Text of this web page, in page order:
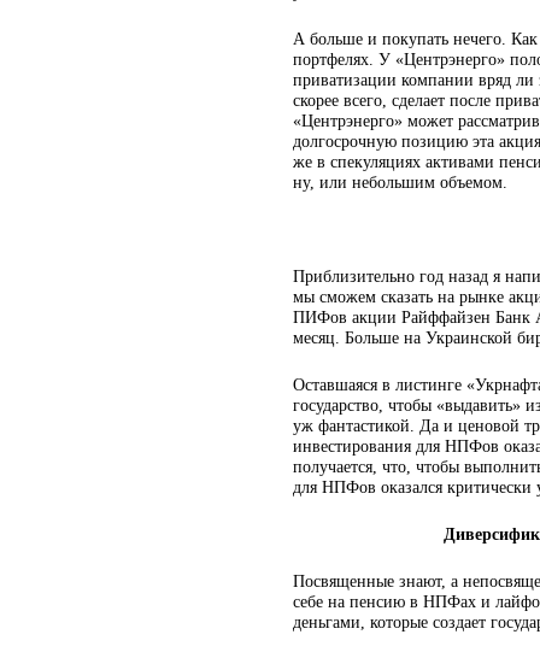
А больше и покупать нечего.
портфелях. У «Центрэнерго»
приватизации компании вряд ли
скорее всего, сделает после
«Центрэнерго» может
долгосрочную позицию эта
же в спекуляциях активами
ну, или небольшим объемом.
Приблизительно год назад я
мы сможем сказать на рынке
ПИФов акции Райффайзен Банк
месяц. Больше на Украинской
Оставшаяся в листинге
государство, чтобы «выдавить»
уж фантастикой. Да и ценовой
инвестирования для НПФов
получается, что, чтобы
для НПФов оказался критически
Посвященные знают, а
себе на пенсию в НПФах и
деньгами, которые создает